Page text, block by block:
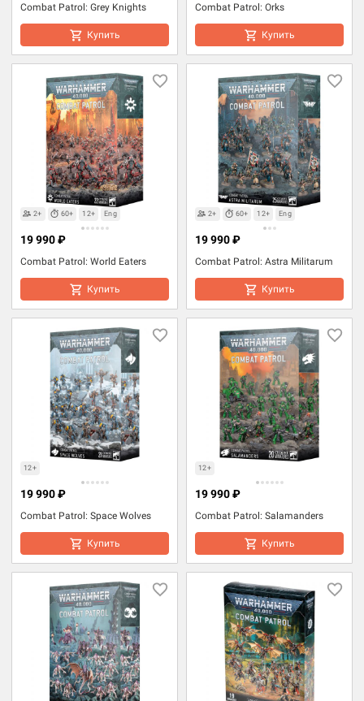
Combat Patrol: Grey Knights
Купить
Combat Patrol: Orks
Купить
2+ 60+ 12+ Eng
Combat Patrol: World Eaters
19 990 ₽
Купить
2+ 60+ 12+ Eng
Combat Patrol: Astra Militarum
19 990 ₽
Купить
12+
Combat Patrol: Space Wolves
19 990 ₽
Купить
12+
Combat Patrol: Salamanders
19 990 ₽
Купить